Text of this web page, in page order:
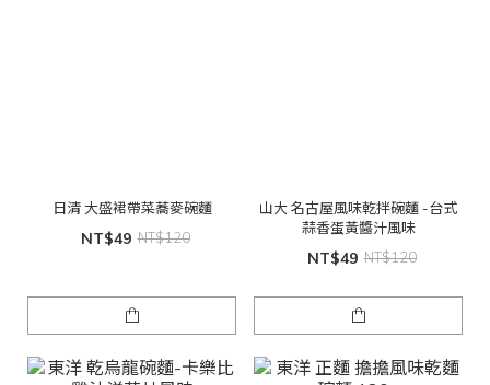
日清 大盛裙帶菜蕎麥碗麵
NT$49 NT$120
山大 名古屋風味乾拌碗麵 -台式
蒜香蛋黃醬汁風味
NT$49 NT$120